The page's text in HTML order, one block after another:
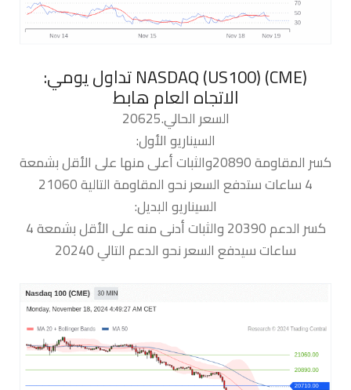
‏NASDAQ (US100) (CME) تداول يومي:
الاتجاه العام هابط
السعر الحالي.20625
السيناريو الأول:
كسر المقاومة 20890والثبات أعلى منها على الأقل بشمعة
4 ساعات ستدفع السعر نحو المقاومة التالية 21060
السيناريو البديل:
كسر الدعم 20390 والثبات أدنى منه على الأقل بشمعة 4
ساعات سيدفع السعر نحو الدعم التالي 20240